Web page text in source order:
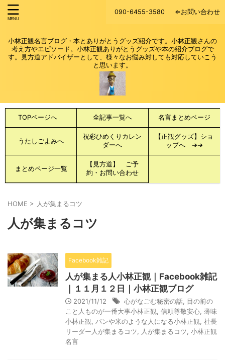
090-6455-3580 ⇐お問い合わせ
小林正観名言ブログ・本とありがとうグッズ紹介です。小林正観さんの
考え方やエピソード。小林正観ありがとうグッズや本の紹介ブログで
す。見方道アドバイザーとして、様々なお悩み対しても対応していこう
と思います。
TOPページへ 全記事一覧へ 名言まとめページ
うたしごよみへ
祝彩ひめくりカレン
ダーへ
【正観グッズ】ショ
ップへ ➔➔
まとめページ一覧
【見方道】 ご予
約・お問い合わせ
HOME > 人が集まるコツ
人が集まるコツ
Facebook雑記
人が集まる人小林正観｜Facebook雑記
｜１１月１２日｜小林正観ブログ
2021/11/12 心がなごむ秘密の話
目の前の
こと人ものが一番大事小林正観
信頼尊敬安心 薄味
小林正観
パンや米のような人になる小林正観
社長
リーダー人が集まるコツ
人が集まるコツ 小林正観
名言